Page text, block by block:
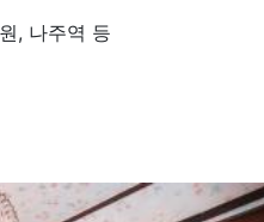
, 나주역 등